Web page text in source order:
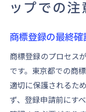
ップでの注
商標登録の最終
商標登録のプロセス
です。東京都での商
適切に保護されるた
ず、登録申請前にす